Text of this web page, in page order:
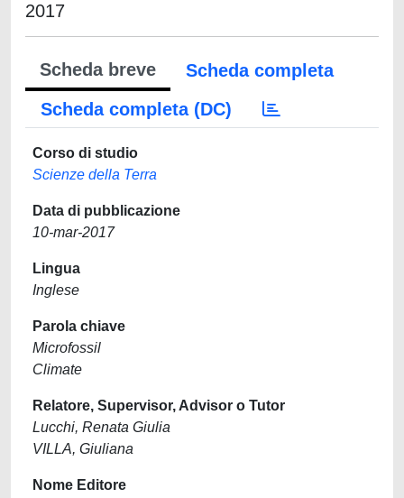
2017
Scheda breve
Scheda completa
Scheda completa (DC)
Corso di studio
Scienze della Terra
Data di pubblicazione
10-mar-2017
Lingua
Inglese
Parola chiave
Microfossil
Climate
Relatore, Supervisor, Advisor o Tutor
Lucchi, Renata Giulia
VILLA, Giuliana
Nome Editore